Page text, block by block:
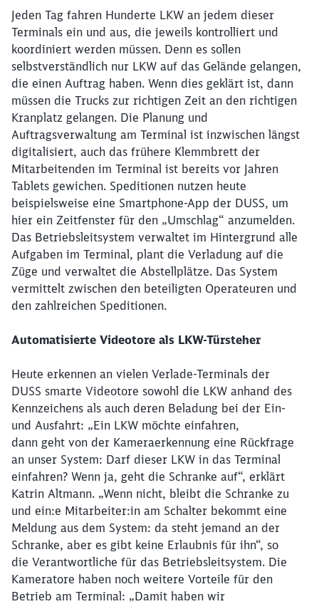
Jeden Tag fahren Hunderte LKW an jedem dieser
Terminals ein und aus, die jeweils kontrolliert und
koordiniert werden müssen. Denn es sollen
selbstverständlich nur LKW auf das Gelände gelangen,
die einen Auftrag haben. Wenn dies geklärt ist, dann
müssen die Trucks zur richtigen Zeit an den richtigen
Kranplatz gelangen. Die Planung und
Auftragsverwaltung am Terminal ist inzwischen längst
digitalisiert, auch das frühere Klemmbrett der
Mitarbeitenden im Terminal ist bereits vor Jahren
Tablets gewichen. Speditionen nutzen heute
beispielsweise eine Smartphone-App der DUSS, um
hier ein Zeitfenster für den „Umschlag“ anzumelden.
Das Betriebsleitsystem verwaltet im Hintergrund alle
Aufgaben im Terminal, plant die Verladung auf die
Züge und verwaltet die Abstellplätze. Das System
vermittelt zwischen den beteiligten Operateuren und
den zahlreichen Speditionen.
Automatisierte Videotore als LKW-Türsteher
Heute erkennen an vielen Verlade-Terminals der
DUSS smarte Videotore sowohl die LKW anhand des
Kennzeichens als auch deren Beladung bei der Ein-
und Ausfahrt: „Ein LKW möchte einfahren,
dann geht von der Kameraerkennung eine Rückfrage
an unser System: Darf dieser LKW in das Terminal
einfahren? Wenn ja, geht die Schranke auf“, erklärt
Katrin Altmann. „Wenn nicht, bleibt die Schranke zu
und ein:e Mitarbeiter:in am Schalter bekommt eine
Meldung aus dem System: da steht jemand an der
Schranke, aber es gibt keine Erlaubnis für ihn“, so
die Verantwortliche für das Betriebsleitsystem. Die
Kameratore haben noch weitere Vorteile für den
Betrieb am Terminal: „Damit haben wir